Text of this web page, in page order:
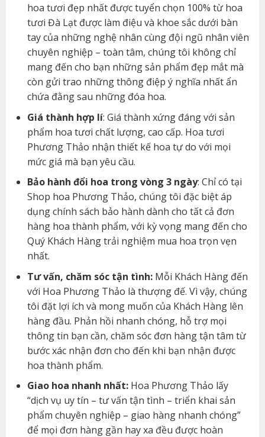
hoa tươi đẹp nhất được tuyển chọn 100% từ hoa
tươi Đà Lạt được làm điệu và khoe sắc dưới bàn
tay của những nghệ nhân cùng đội ngũ nhân viên
chuyên nghiệp – toàn tâm, chúng tôi không chỉ
mang đến cho bạn những sản phẩm đẹp mắt mà
còn gửi trao những thông điệp ý nghĩa nhất ẩn
chứa đằng sau những đóa hoa.
Giá thành hợp lí: Giá thành xứng đáng với sản
phẩm hoa tươi chất lượng, cao cấp. Hoa tươi
Phương Thảo nhận thiết kế hoa tự do với mọi
mức giá mà bạn yêu cầu.
Bảo hành đổi hoa trong vòng 3 ngày: Chỉ có tại
Shop hoa Phương Thảo, chúng tôi đặc biệt áp
dụng chính sách bảo hành dành cho tất cả đơn
hàng hoa thành phẩm, với kỳ vọng mang đến cho
Quý Khách Hàng trải nghiệm mua hoa trọn vẹn
nhất.
Tư vấn, chăm sóc tận tình:Mỗi Khách Hàng đến
với Hoa Phương Thảo là thượng đế. Vì vậy, chúng
tôi đặt lợi ích và mong muốn của Khách Hàng lên
hàng đầu. Phản hồi nhanh chóng, hỗ trợ mọi
thông tin bạn cần, chăm sóc đơn hàng tận tâm từ
bước xác nhận đơn cho đến khi bạn nhận được
hoa thành phẩm.
Giao hoa nhanh nhất:Hoa Phương Thảo lấy
“dịch vụ uy tín – tư vấn tận tình – triển khai sản
phẩm chuyên nghiệp – giao hàng nhanh chóng”
để mọi đơn hàng gần hay xa đều được hoàn